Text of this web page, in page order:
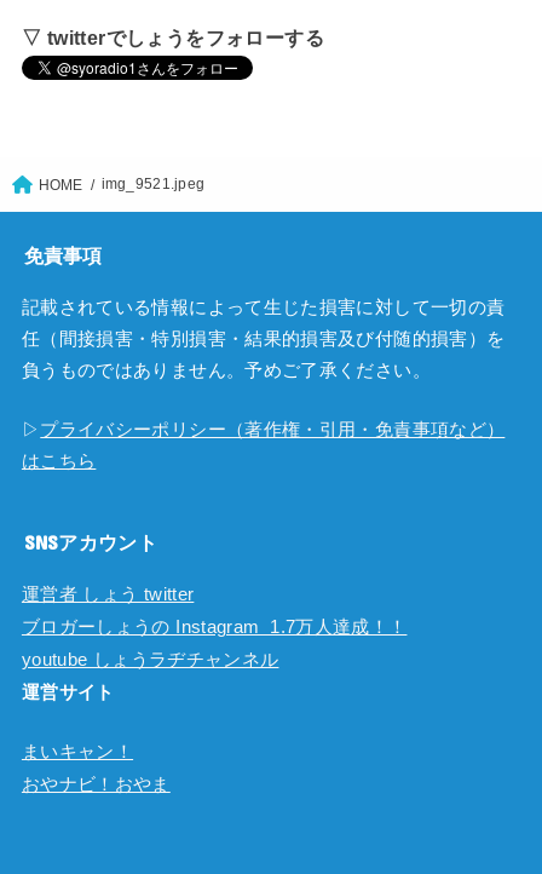
▽ twitterでしょうをフォローする
HOME img_9521.jpeg
免責事項
記載されている情報によって生じた損害に対して一切の責
任（間接損害・特別損害・結果的損害及び付随的損害）を
負うものではありません。予めご了承ください。
▷ プライバシーポリシー（著作権・引用・免責事項など）
はこちら
SNSアカウント
運営者 しょう twitter
ブロガーしょうの Instagram 1.7万人達成！！
youtube しょうラヂチャンネル
運営サイト
まいキャン！
おやナビ！おやま